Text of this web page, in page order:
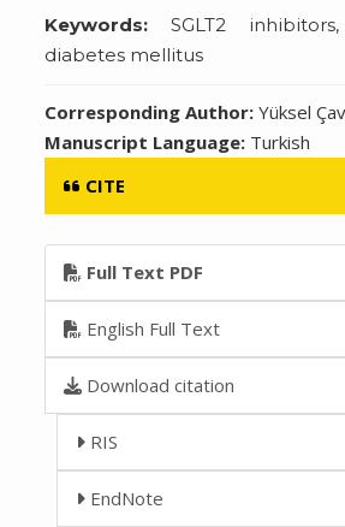
Keywords: SGLT2
diabetes mellitus
Corresponding Author:Yüksel
Manuscript Language: Turkish
CITE
Full Text PDF
English Full Text
Download citation
RIS
EndNote